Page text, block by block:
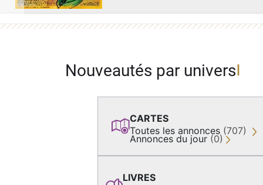
Nouveautés par univers
CARTES
Toutes les annonces (707)
Annonces du jour (0)
LIVRES